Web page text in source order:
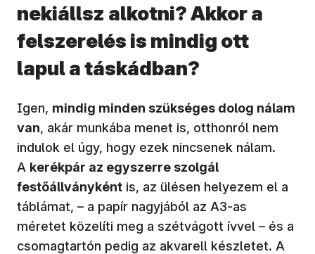
nekiállsz alkotni? Akkor a
felszerelés is mindig ott
lapul a táskádban?
Igen, mindig minden szükséges dolog nálam
van, akár munkába menet is, otthonról nem
indulok el úgy, hogy ezek nincsenek nálam.
A kerékpár az egyszerre szolgál
festőállványként is, az ülésen helyezem el a
táblámat, – a papír nagyjából az A3-as
méretet közelíti meg a szétvágott ívvel – és a
csomagtartón pedig az akvarell készletet. A